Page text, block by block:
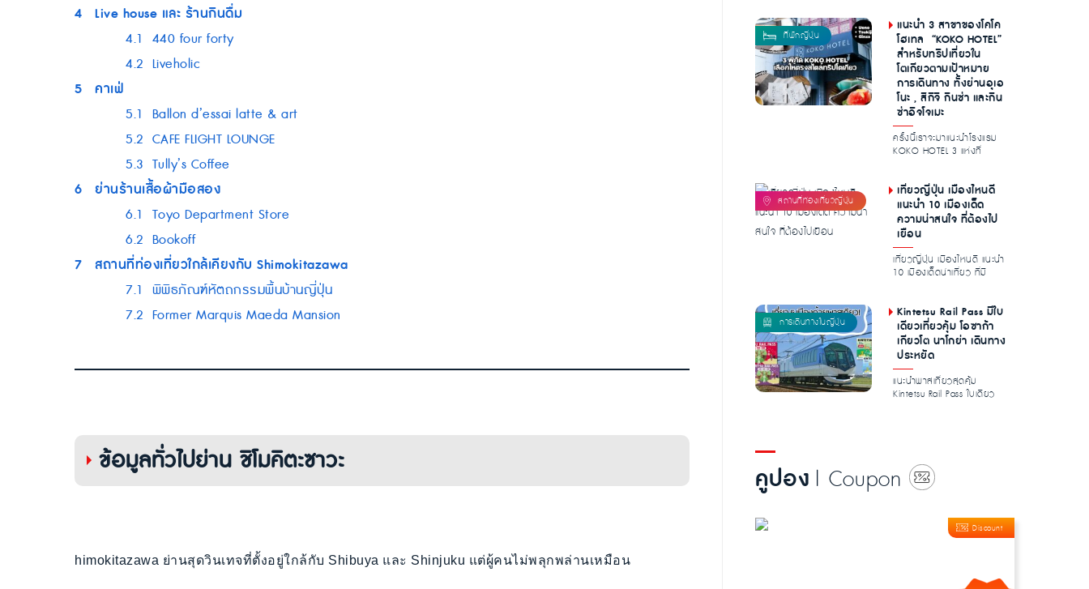
4 Live house และ ร้านกินดื่ม
4.1 440 four forty
4.2 Liveholic
5 คาเฟ่
5.1 Ballon d’essai latte & art
5.2 CAFE FLIGHT LOUNGE
5.3 Tully’s Coffee
6 ย่านร้านเสื้อผ้ามือสอง
6.1 Toyo Department Store
6.2 Bookoff
7 สถานที่ท่องเที่ยวใกล้เคียงกับ Shimokitazawa
7.1 พิพิธภัณฑ์หัตถกรรมพื้นบ้านญี่ปุ่น
7.2 Former Marquis Maeda Mansion
ข้อมูลทั่วไปย่าน ชิโมคิตะซาวะ
himokitazawa ย่านสุดวินเทจที่ตั้งอยู่ใกล้กับ Shibuya และ Shinjuku แต่ผู้คนไม่พลุกพล่านเหมือน
แนะนำ 3 สาขาของโคโค
โฮเทล “KOKO HOTEL”
สำหรับทริปเที่ยวใน
โตเกียวตามเป้าหมาย
การเดินทาง ทั้งย่านอุเอ
โนะ , สึกิจิ กินซ่า และกิน
ซ่าอิจโจเมะ
ครั้งนี้เราจะมาแนะนำโรงแรม
KOKO HOTEL 3 แห่งที่
เที่ยวญี่ปุ่น เมืองไหนดี
แนะนำ 10 เมืองเด็ด
ความน่าสนใจ ที่ต้องไป
เยือน
เที่ยวญี่ปุ่น เมืองไหนดี แนะนำ
10 เมืองเด็ดน่าเที่ยว ที่มี
Kintetsu Rail Pass มีใบ
เดียวเที่ยวคุ้ม โอซาก้า
เกียวโต นาโกย่า เดินทาง
ประหยัด
แนะนำพาสเที่ยวสุดคุ้ม
Kintetsu Rail Pass ใบเดียว
คูปอง | Coupon
Discount